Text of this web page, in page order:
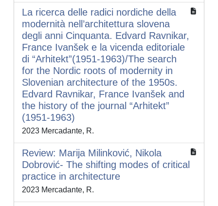
La ricerca delle radici nordiche della
modernità nell’architettura slovena
degli anni Cinquanta. Edvard Ravnikar,
France Ivanšek e la vicenda editoriale
di “Arhitekt”(1951-1963)/The search
for the Nordic roots of modernity in
Slovenian architecture of the 1950s.
Edvard Ravnikar, France Ivanšek and
the history of the journal “Arhitekt”
(1951-1963)
2023 Mercadante, R.
Review: Marija Milinković, Nikola
Dobrović- The shifting modes of critical
practice in architecture
2023 Mercadante, R.